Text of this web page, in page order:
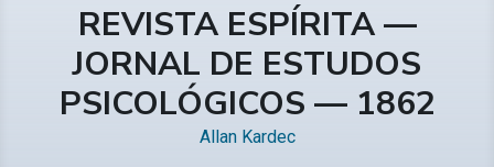
REVISTA ESPÍRITA —
JORNAL DE ESTUDOS
PSICOLÓGICOS — 1862
Allan Kardec